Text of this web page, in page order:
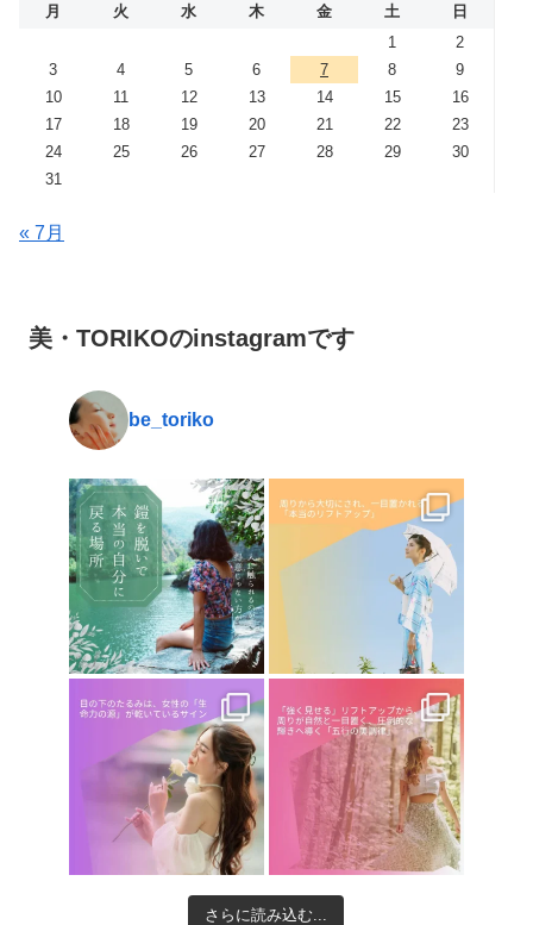
月 火 水 木 金 土
日
1
2
3
4 5 6 7 8
9
10
11 12 13 14 15
16
17
18 19 20 21 22
23
24
25 26 27 28 29
30
31
« 7月
美・TORIKOのinstagramです
be_toriko
さらに読み込む...